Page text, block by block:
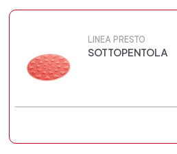
LINEA PRESTO
SOTTOPENTOLA